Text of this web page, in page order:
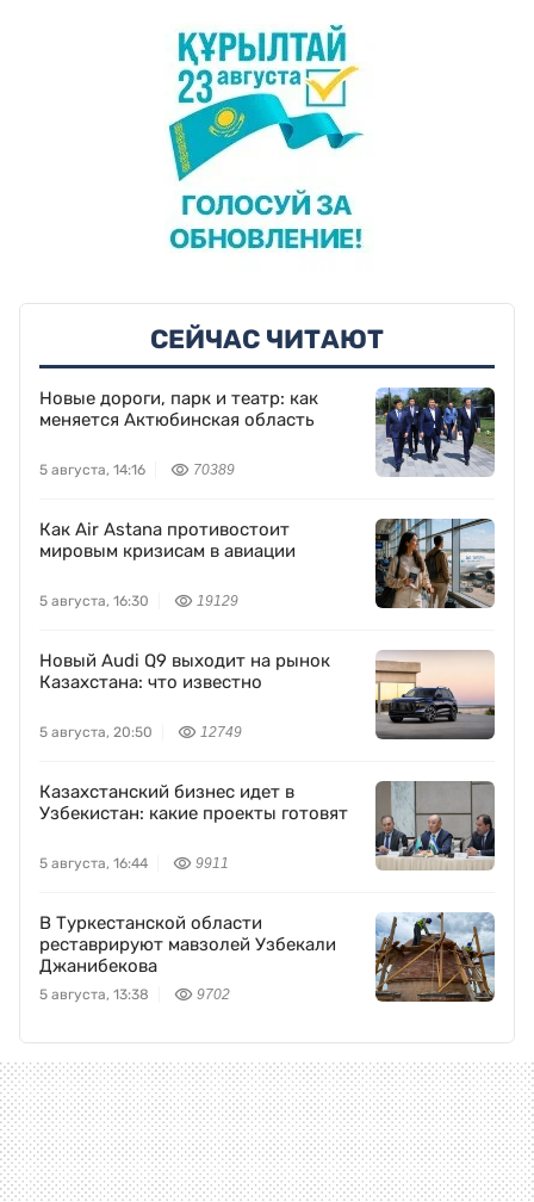
СЕЙЧАС ЧИТАЮТ
Новые дороги, парк и театр: как
меняется Актюбинская область
5 августа, 14:16 70389
Как Air Astana противостоит
мировым кризисам в авиации
5 августа, 16:30 19129
Новый Audi Q9 выходит на рынок
Казахстана: что известно
5 августа, 20:50 12749
Казахстанский бизнес идет в
Узбекистан: какие проекты готовят
5 августа, 16:44 9911
В Туркестанской области
реставрируют мавзолей Узбекали
Джанибекова
5 августа, 13:38 9702